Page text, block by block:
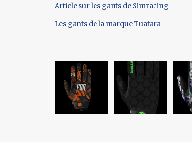
Article sur les gants de Simracing
Les gants de la marque Tuatara